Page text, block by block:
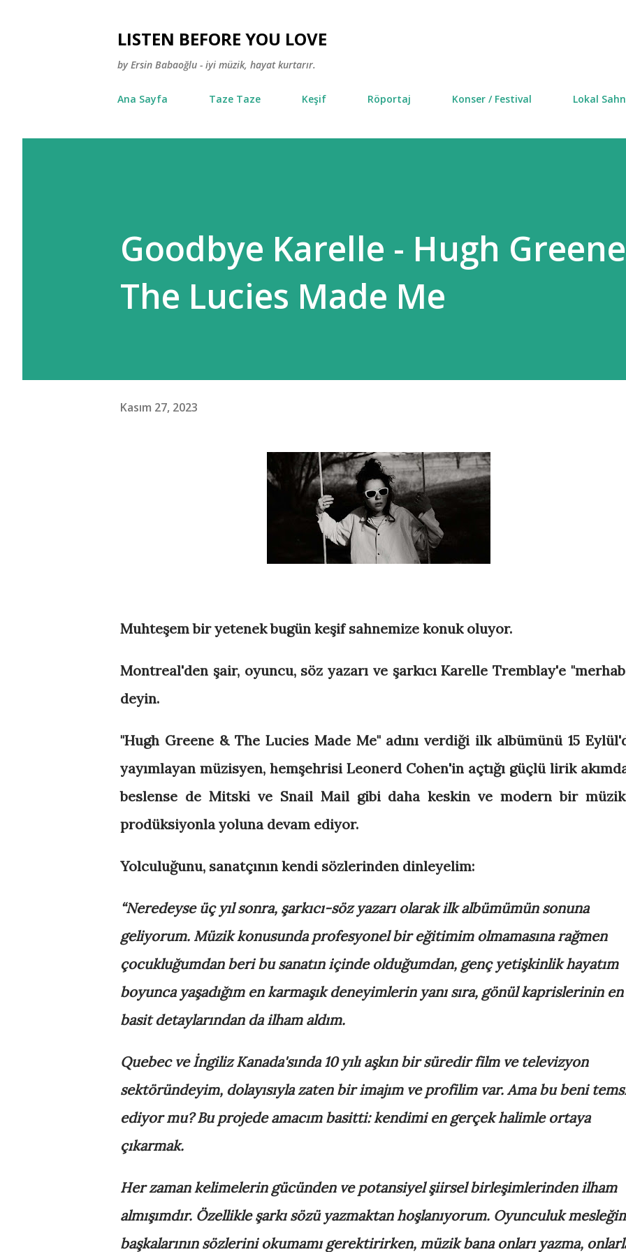
LISTEN BEFORE YOU LOVE
by Ersin Babaoğlu - iyi müzik, hayat kurtarır.
Ana Sayfa Taze Taze Keşif Röportaj Konser / Festival Lokal
Goodbye Karelle - Hugh
The Lucies Made Me
Kasım 27, 2023
Muhteşem bir yetenek bugün keşif sahnemize konuk oluyor.
Montreal'den şair, oyuncu, söz yazarı ve şarkıcı Karelle Tremblay'e
deyin.
"Hugh Greene & The Lucies Made Me" adını verdiği ilk albümünü 15
yayımlayan müzisyen, hemşehrisi Leonerd Cohen'in açtığı güçlü lirik
beslense de Mitski ve Snail Mail gibi daha keskin ve modern bir
prodüksiyonla yoluna devam ediyor.
Yolculuğunu, sanatçının kendi sözlerinden dinleyelim:
“Neredeyse üç yıl sonra, şarkıcı-söz yazarı olarak ilk albümümün sonuna
geliyorum. Müzik konusunda profesyonel bir eğitimim olmamasına rağmen
çocukluğumdan beri bu sanatın içinde olduğumdan, genç yetişkinlik hayatım
boyunca yaşadığım en karmaşık deneyimlerin yanı sıra, gönül kaprislerinin en
basit detaylarından da ilham aldım.
Quebec ve İngiliz Kanada'sında 10 yılı aşkın bir süredir film ve televizyon
sektöründeyim, dolayısıyla zaten bir imajım ve profilim var. Ama bu beni
ediyor mu? Bu projede amacım basitti: kendimi en gerçek halimle ortaya
çıkarmak.
Her zaman kelimelerin gücünden ve potansiyel şiirsel birleşimlerinden ilham
almışımdır. Özellikle şarkı sözü yazmaktan hoşlanıyorum. Oyunculuk
başkalarının sözlerini okumamı gerektirirken, müzik bana onları yazma,